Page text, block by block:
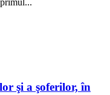
şi a şoferilor, în